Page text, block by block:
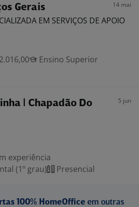
Gerais 14 mai
EM SERVIÇOS DE APOIO
Ensino Superior
| Chapadão Do
5 jun
experiência
(1º grau)
Presencial
100% HomeOffice em outras